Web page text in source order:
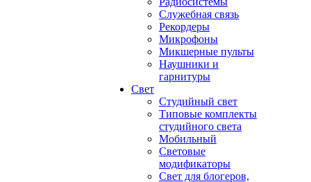
Служебная связь
Рекордеры
Микрофоны
Микшерные пульты
Наушники и
гарнитуры
Свет
Студийный свет
Типовые комплекты
студийного света
Мобильный
Световые
модификаторы
Свет для блогеров,